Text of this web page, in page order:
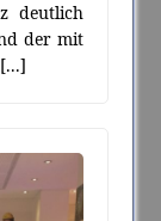
deutlich
der mit
[...]